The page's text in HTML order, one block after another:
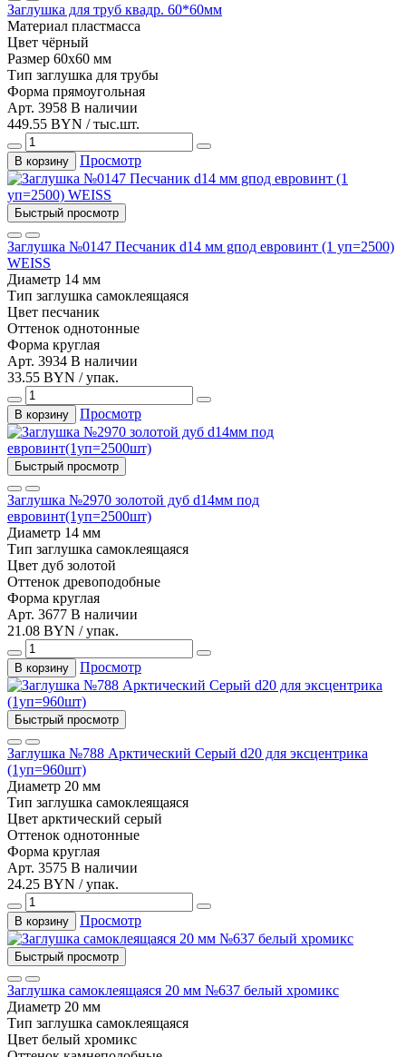
Заглушка для труб квадр. 60*60мм
Материал пластмасса
Цвет чёрный
Размер 60x60 мм
Тип заглушка для трубы
Форма прямоугольная
Арт. 3958 В наличии
449.55 BYN / тыс.шт.
В корзину Просмотр
Быстрый просмотр
Заглушка №0147 Песчаник d14 мм gпод евровинт (1 уп=2500)
WEISS
Диаметр 14 мм
Тип заглушка самоклеящаяся
Цвет песчаник
Оттенок однотонные
Форма круглая
Арт. 3934 В наличии
33.55 BYN / упак.
В корзину Просмотр
Быстрый просмотр
Заглушка №2970 золотой дуб d14мм под
евровинт(1уп=2500шт)
Диаметр 14 мм
Тип заглушка самоклеящаяся
Цвет дуб золотой
Оттенок древоподобные
Форма круглая
Арт. 3677 В наличии
21.08 BYN / упак.
В корзину Просмотр
Быстрый просмотр
Заглушка №788 Арктический Серый d20 для эксцентрика
(1уп=960шт)
Диаметр 20 мм
Тип заглушка самоклеящаяся
Цвет арктический серый
Оттенок однотонные
Форма круглая
Арт. 3575 В наличии
24.25 BYN / упак.
В корзину Просмотр
Быстрый просмотр
Заглушка самоклеящаяся 20 мм №637 белый хромикс
Диаметр 20 мм
Тип заглушка самоклеящаяся
Цвет белый хромикс